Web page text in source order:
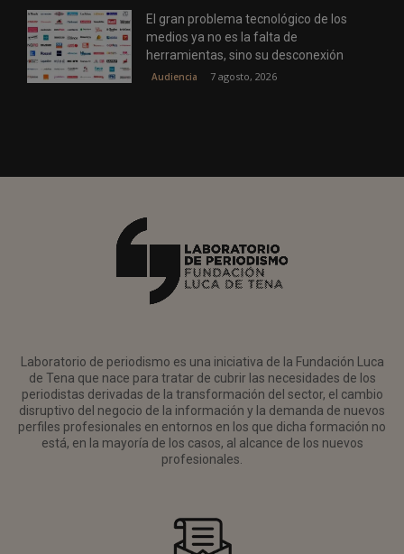
El gran problema tecnológico de los
medios ya no es la falta de
herramientas, sino su desconexión
Audiencia 7 agosto, 2026
Laboratorio de periodismo es una iniciativa de la Fundación Luca
de Tena que nace para tratar de cubrir las necesidades de los
periodistas derivadas de la transformación del sector, el cambio
disruptivo del negocio de la información y la demanda de nuevos
perfiles profesionales en entornos en los que dicha formación no
está, en la mayoría de los casos, al alcance de los nuevos
profesionales.